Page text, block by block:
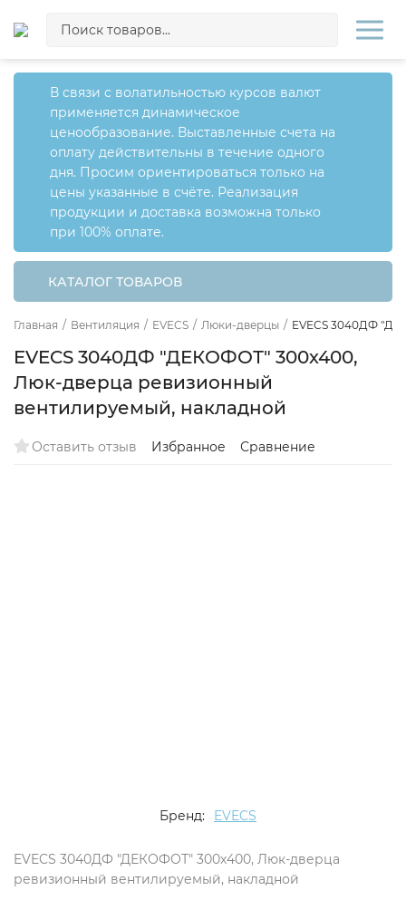
В связи с волатильностью курсов валют
применяется динамическое
ценообразование. Выставленные счета на
оплату действительны в течение одного
дня. Просим ориентироваться только на
цены указанные в счёте. Реализация
продукции и доставка возможна только
при 100% оплате.
КАТАЛОГ ТОВАРОВ
Главная / Вентиляция / EVECS / Люки-дверцы / EVECS 3040ДФ
EVECS 3040ДФ "ДЕКОФОТ" 300х400,
Люк-дверца ревизионный
вентилируемый, накладной
Оставить отзыв Избранное Сравнение
Бренд: EVECS
EVECS 3040ДФ "ДЕКОФОТ" 300х400, Люк-дверца
ревизионный вентилируемый, накладной